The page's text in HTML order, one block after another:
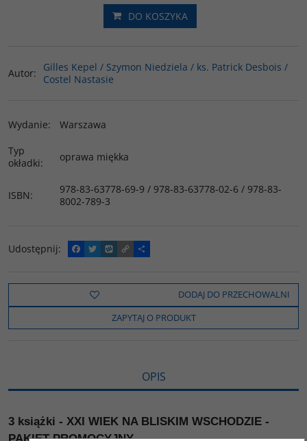
DO KOSZYKA
Autor:
Gilles Kepel / Szymon Niedziela / ks. Patrick Desbois /
Costel Nastasie
Wydanie:
Warszawa
Typ
okładki: oprawa miękka
ISBN:
978-83-63778-69-9 / 978-83-63778-02-6 / 978-83-
8002-789-3
Udostępnij:
F
a
e
o
T
w
t
t
e
W
y
o
C
o
y
i
n
k
P
o
z
e
l
s
DODAJ DO PRZECHOWALNI
ZAPYTAJ O PRODUKT
OPIS
3 książki - XXI WIEK NA BLISKIM WSCHODZIE -